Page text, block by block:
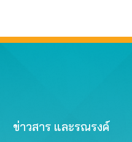
ข่าวสาร และรณรงค์